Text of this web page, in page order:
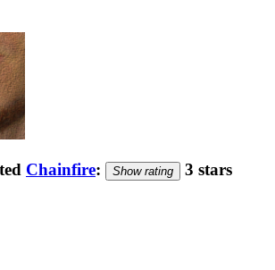
Chainfire: Show rating 3 stars